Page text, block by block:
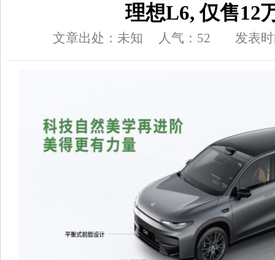
理想L6, 仅售12
文章出处：未知 人气： 52 发表